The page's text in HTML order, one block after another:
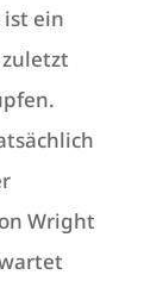
ein
Wright